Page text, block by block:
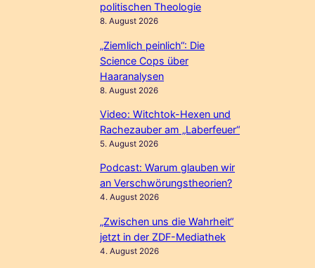
politischen Theologie
8. August 2026
„Ziemlich peinlich“: Die
Science Cops über
Haaranalysen
8. August 2026
Video: Witchtok-Hexen und
Rachezauber am „Laberfeuer“
5. August 2026
Podcast: Warum glauben wir
an Verschwörungstheorien?
4. August 2026
„Zwischen uns die Wahrheit“
jetzt in der ZDF-Mediathek
4. August 2026